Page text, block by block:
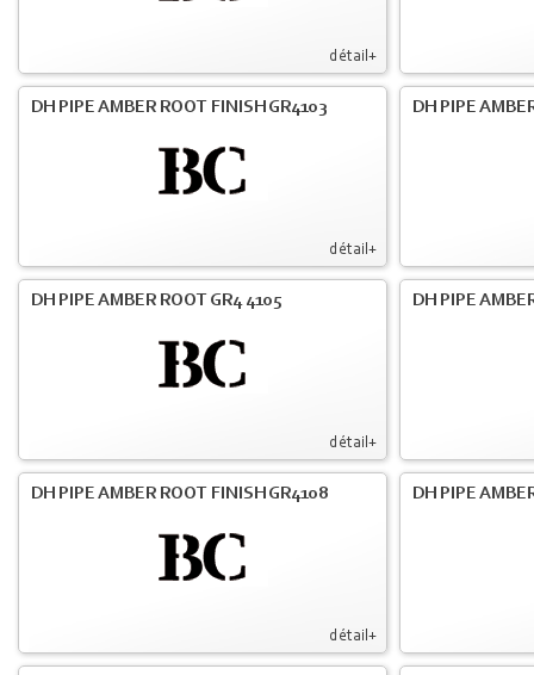
détail+
détail+
DH PIPE AMBER ROOT FINISH GR4103 DH PIPE
détail+
DH PIPE AMBER ROOT GR4 4105 DH PIPE
détail+
DH PIPE AMBER ROOT FINISH GR4108 DH PIPE